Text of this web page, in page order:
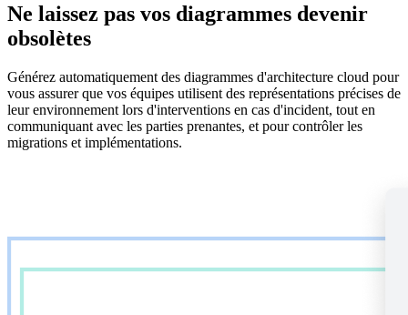
Ne laissez pas vos diagrammes devenir
obsolètes
Générez automatiquement des diagrammes d'architecture cloud pour
vous assurer que vos équipes utilisent des représentations précises de
leur environnement lors d'interventions en cas d'incident, tout en
communiquant avec les parties prenantes, et pour contrôler les
migrations et implémentations.